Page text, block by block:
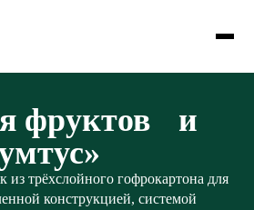
фруктов и
трёхслойного гофрокартона для
конструкцией, системой